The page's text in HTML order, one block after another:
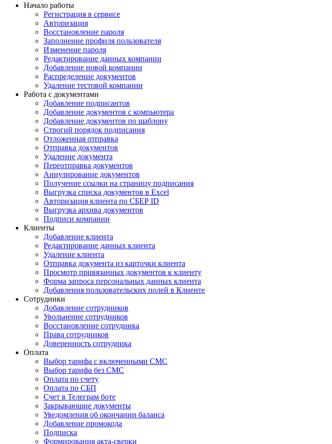
Начало работы
Регистрация в сервисе
Авторизация
Восстановление пароля
Заполнение профиля пользователя
Изменение пароля
Редактирование данных компании
Добавление новой компании
Распределение документов
Удаление тестовой компании
Работа с документами
Добавление подписантов
Добавление документов с компьютера
Добавление документов по шаблону
Строгий порядок подписания
Отложенная отправка
Отправка документов
Удаление документа
Переотправка документов
Аннулирование документов
Получение ссылки на страницу подписания
Выгрузка списка документов в Excel
Авторизация клиента по СБЕР ID
Выгрузка архива документов
Подписи компании
Клиенты
Добавление клиента
Редактирование данных клиента
Удаление клиента
Отправка документа из карточки клиента
Просмотр привязанных документов к клиенту
Форма запроса персональных данных клиента
Добавления пользовательских полей в Клиенте
Сотрудники
Добавление сотрудников
Увольнение сотрудников
Восстановление сотрудника
Права сотрудников
Доверенность сотрудника
Оплата
Выбор тарифа с включенными СМС
Выбор тарифа без СМС
Оплата по счету
Оплата по СБП
Счет в Телеграм боте
Закрывающие документы
Уведомления об окончании баланса
Добавление промокода
Подписка
Формирования акта-сверки